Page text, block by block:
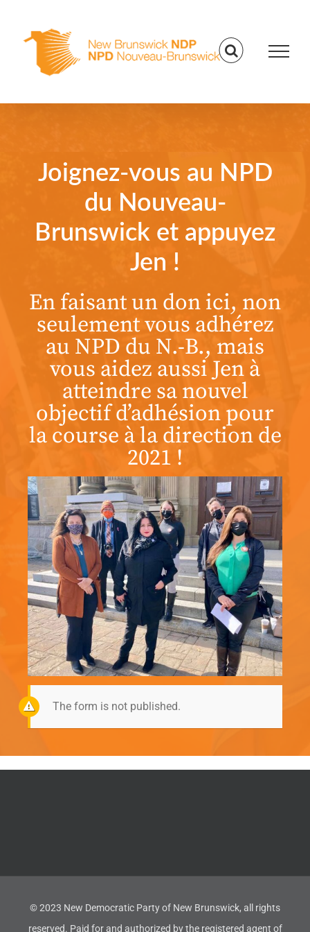
Joignez-vous au NPD
du Nouveau-
Brunswick et appuyez
Jen !
En faisant un don ici, non
seulement vous adhérez
au NPD du N.-B., mais
vous aidez aussi Jen à
atteindre sa nouvel
objectif d’adhésion pour
la course à la direction de
2021 !
The form is not published.
© 2023 New Democratic Party of New Brunswick, all rights
reserved. Paid for and authorized by the registered agent of